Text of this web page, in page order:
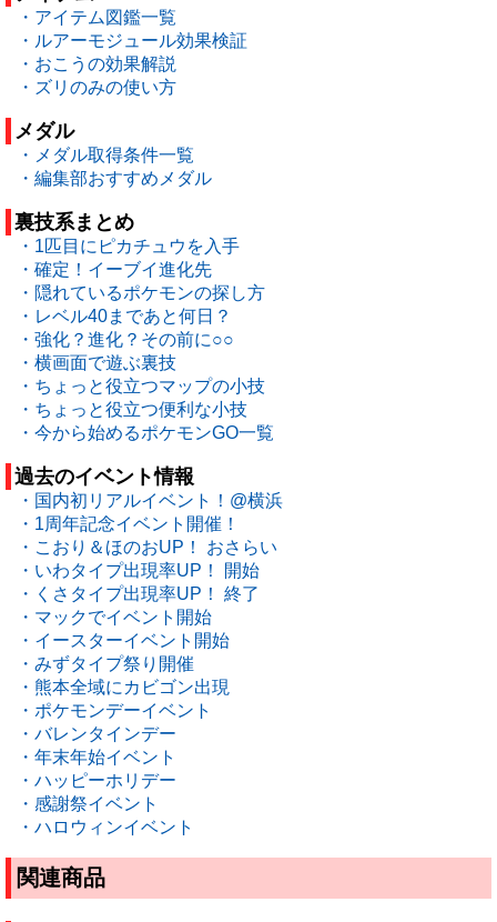
・アイテム図鑑一覧
・ルアーモジュール効果検証
・おこうの効果解説
・ズリのみの使い方
メダル
・メダル取得条件一覧
・編集部おすすめメダル
裏技系まとめ
・1匹目にピカチュウを入手
・確定！イーブイ進化先
・隠れているポケモンの探し方
・レベル40まであと何日？
・強化？進化？その前に○○
・横画面で遊ぶ裏技
・ちょっと役立つマップの小技
・ちょっと役立つ便利な小技
・今から始めるポケモンGO一覧
過去のイベント情報
・国内初リアルイベント！@横浜
・1周年記念イベント開催！
・こおり＆ほのおUP！ おさらい
・いわタイプ出現率UP！ 開始
・くさタイプ出現率UP！ 終了
・マックでイベント開始
・イースターイベント開始
・みずタイプ祭り開催
・熊本全域にカビゴン出現
・ポケモンデーイベント
・バレンタインデー
・年末年始イベント
・ハッピーホリデー
・感謝祭イベント
・ハロウィンイベント
関連商品